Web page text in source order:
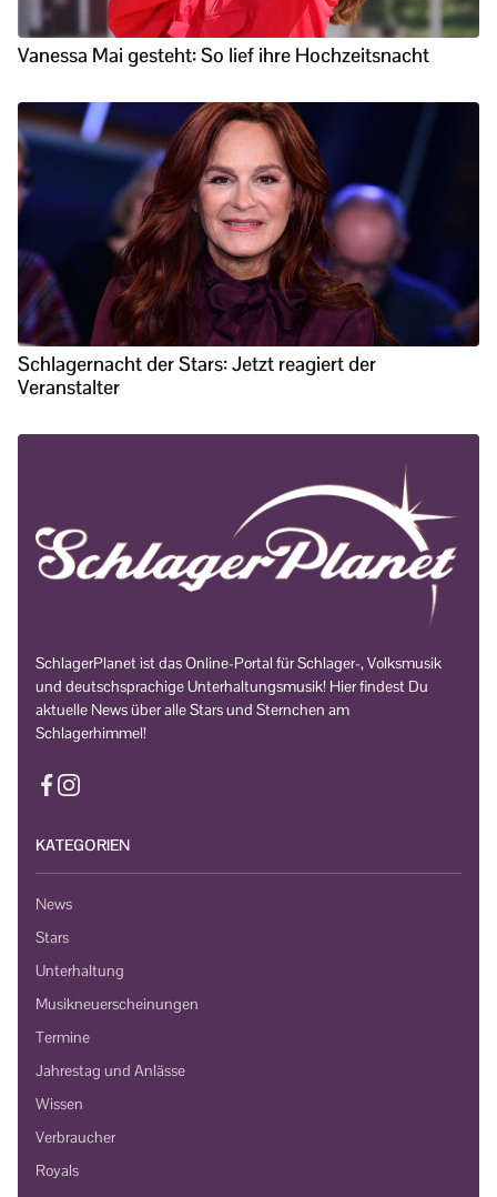
Vanessa Mai gesteht: So lief ihre Hochzeitsnacht
Schlagernacht der Stars: Jetzt reagiert der
Veranstalter
SchlagerPlanet ist das Online-Portal für Schlager-, Volksmusik
und deutschsprachige Unterhaltungsmusik! Hier findest Du
aktuelle News über alle Stars und Sternchen am
Schlagerhimmel!
KATEGORIEN
News
Stars
Unterhaltung
Musikneuerscheinungen
Termine
Jahrestag und Anlässe
Wissen
Verbraucher
Royals